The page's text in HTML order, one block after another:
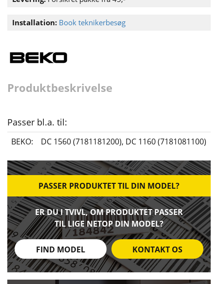
Installation: Book teknikerbesøg
Produktbeskrivelse
Passer bl.a. til:
BEKO: DC 1560 (7181181200), DC 1160 (7181081100)
PASSER PRODUKTET TIL DIN MODEL?
ER DU I TVIVL, OM PRODUKTET PASSER
TIL LIGE NETOP DIN MODEL?
FIND MODEL KONTAKT OS